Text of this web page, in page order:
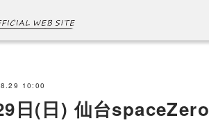
10:00
日(日) 仙台spaceZero